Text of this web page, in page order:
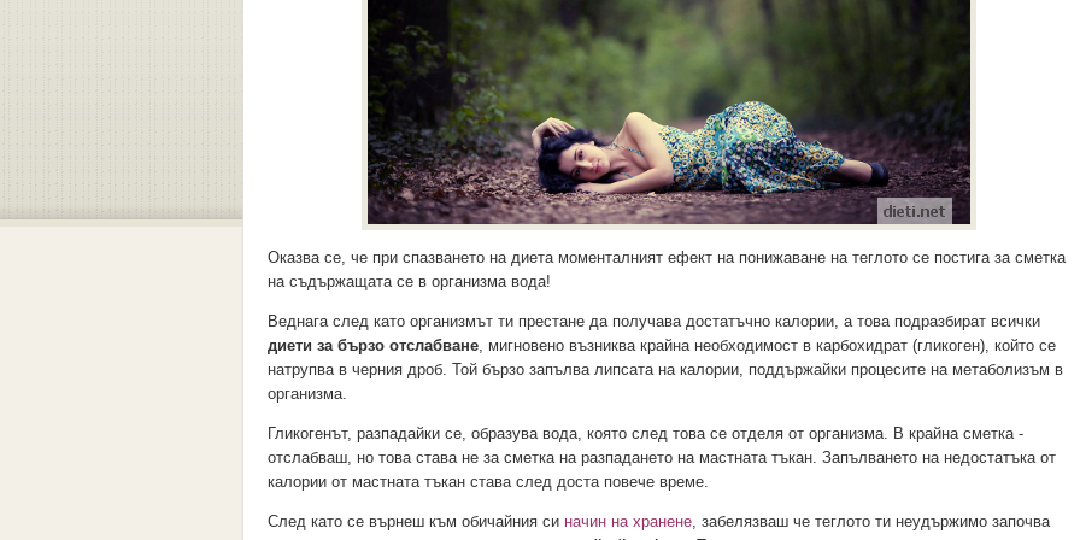
Оказва се, че при спазването на диета моменталният ефект на понижаване на теглото се постига за сметка
на съдържащата се в организма вода!
Веднага след като организмът ти престане да получава достатъчно калории, а това подразбират всички
диети за бързо отслабване, мигновено възниква крайна необходимост в карбохидрат (гликоген), който се
натрупва в черния дроб. Той бързо запълва липсата на калории, поддържайки процесите на метаболизъм в
организма.
Гликогенът, разпадайки се, образува вода, която след това се отделя от организма. В крайна сметка -
отслабваш, но това става не за сметка на разпадането на мастната тъкан. Запълването на недостатъка от
калории от мастната тъкан става след доста повече време.
След като се върнеш към обичайния си начин на хранене, забелязваш че теглото ти неудържимо започва